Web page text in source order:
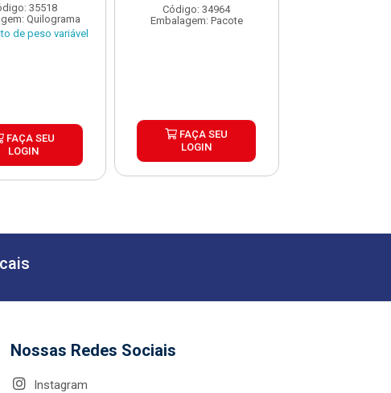
35518
Quilograma
de peso variável
FAÇA SEU
LOGIN
Código: 34964
Embalagem: Pacote
FAÇA SEU
LOGIN
Nossas Redes Sociais
Instagram